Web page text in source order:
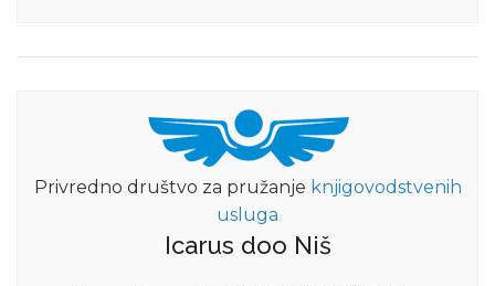
Privredno društvo za pružanje knjigovodstvenih
usluga
Icarus doo Niš